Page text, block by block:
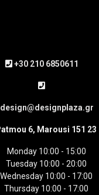
+30 210 6850611
design@designplaza.gr
6, Marousi 151 23
Monday 10:00 - 15:00
Tuesday 10:00 - 20:00
Wednesday 10:00 - 17:00
Thursday 10:00 - 17:00